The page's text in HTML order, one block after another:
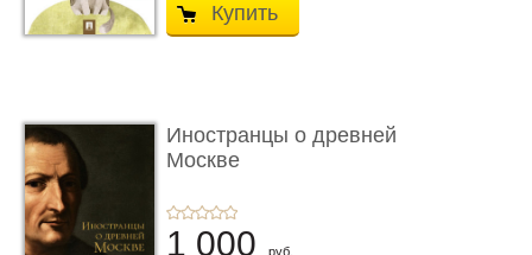
Купить
Иностранцы о древней
Москве
1 000 руб.